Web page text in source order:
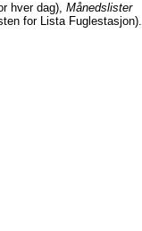
hver dag), Månedslister
for Lista Fuglestasjon).